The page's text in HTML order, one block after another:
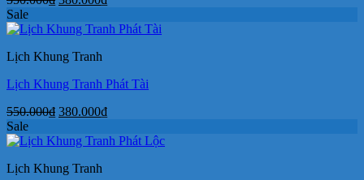
là:
tại
Sale
Lịch Khung Tranh
Lịch Khung Tranh Phát Tài
550.000₫ Giá
là:
380.000₫Giá
tại
Sale
Lịch Khung Tranh